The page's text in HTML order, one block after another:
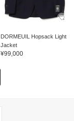
DORMEUIL Hopsack Light
Jacket
¥99,000